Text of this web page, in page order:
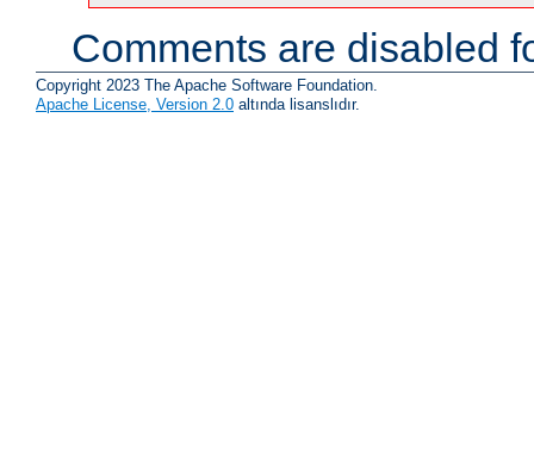
Comments are disabled
Copyright 2023 The Apache Software Foundation.
Apache License, Version 2.0 altında lisanslıdır.